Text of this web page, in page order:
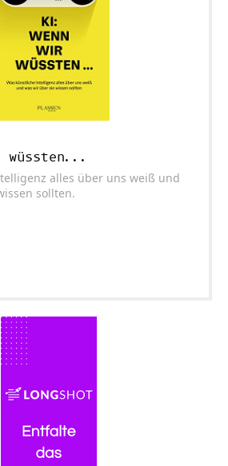
wüssten...
alles über uns weiß und
sollten.